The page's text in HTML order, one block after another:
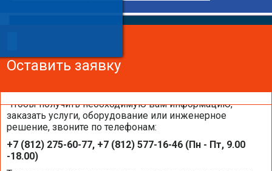
Оставить заявку
Оставить заявку
Чтобы получить необходимую вам информацию,
заказать услуги, оборудование или инженерное
решение, звоните по телефонам:
+7 (812) 275-60-77, +7 (812) 577-16-46 (Пн - Пт, 9.00
-18.00)
Оставить заявку
Каталоги и брошюры BELIMO